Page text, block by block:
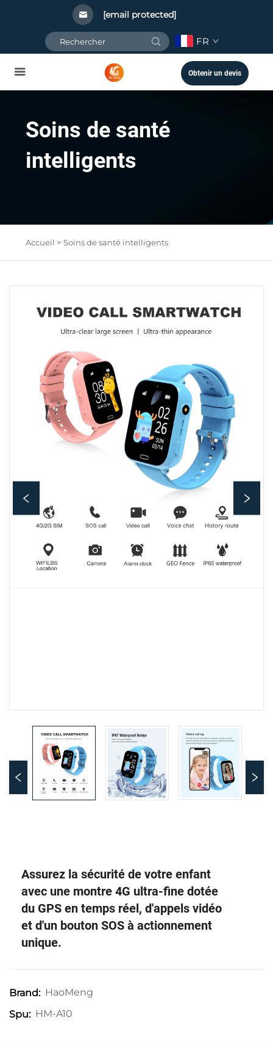
[email protected]
FR
Obtenir un devis
Soins de santé
intelligents
Accueil > Soins de santé intelligents
Assurez la sécurité de votre enfant
avec une montre 4G ultra-fine dotée
du GPS en temps réel, d'appels vidéo
et d'un bouton SOS à actionnement
unique.
Brand: HaoMeng
Spu: HM-A10